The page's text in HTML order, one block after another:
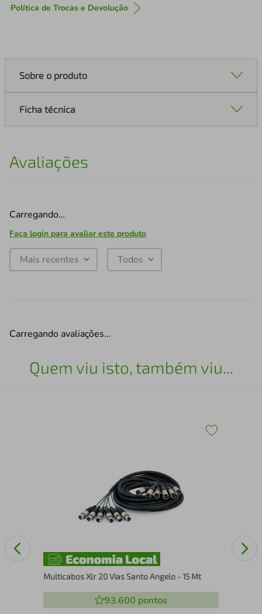
Política de Trocas e Devolução
Sobre o produto
Ficha técnica
Avaliações
Carregando…
Faça login para avaliar este produto
Mais recentes Todos
Carregando avaliações…
Quem viu isto, também viu...
Multicabos Xlr 20 Vias Santo Angelo - 15 Mt
93.600 pontos